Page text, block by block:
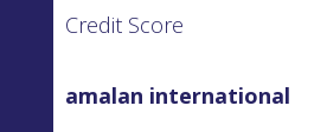
Credit Score
amalan international